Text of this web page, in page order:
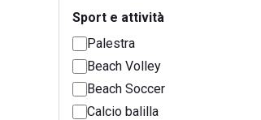
Sport e attività
Palestra
Beach Volley
Beach Soccer
Calcio balilla